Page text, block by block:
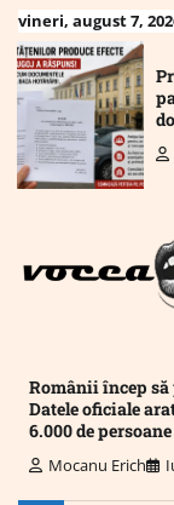
Skip
to
content
vineri, august 7,
Românii încep să
Datele oficiale
6.000 de
Mocanu Erich